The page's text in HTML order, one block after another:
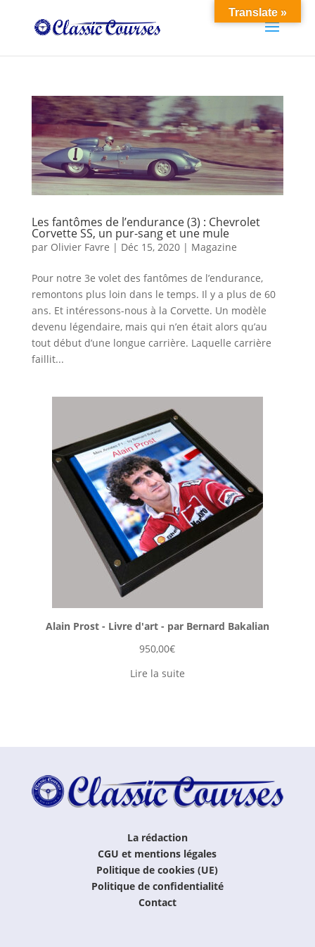
Les fantômes de l’endurance (3) : Chevrolet
Corvette SS, un pur-sang et une mule
par Olivier Favre | Déc 15, 2020| Magazine
Pour notre 3e volet des fantômes de l’endurance,
remontons plus loin dans le temps. Il y a plus de 60
ans. Et intéressons-nous à la Corvette. Un modèle
devenu légendaire, mais qui n’en était alors qu’au
tout début d’une longue carrière. Laquelle carrière
faillit...
Alain Prost - Livre d'art - par Bernard Bakalian
950,00€
Lire la suite
La rédaction
CGU et mentions légales
Politique de cookies (UE)
Politique de confidentialité
Contact
Translate »